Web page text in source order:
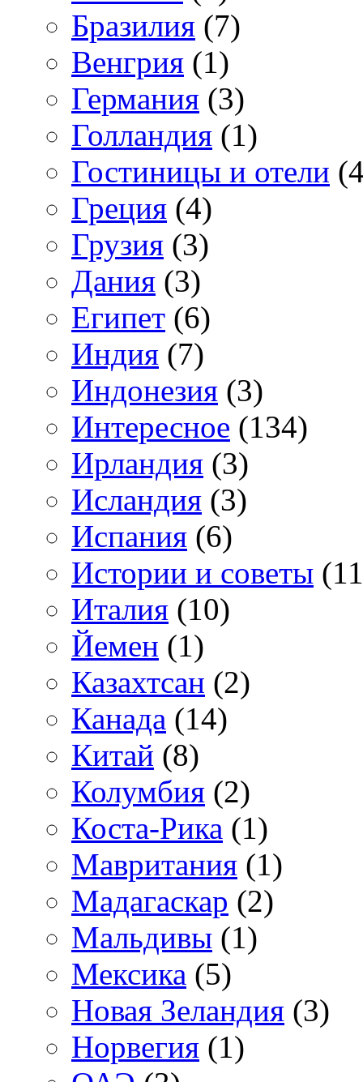
Бразилия (7)
Венгрия (1)
Германия (3)
Голландия (1)
Гостиницы и отели
Греция (4)
Грузия (3)
Дания (3)
Египет (6)
Индия (7)
Индонезия (3)
Интересное (134)
Ирландия (3)
Исландия (3)
Испания (6)
Истории и советы
Италия (10)
Йемен (1)
Казахтсан (2)
Канада (14)
Китай (8)
Колумбия (2)
Коста-Рика (1)
Мавритания (1)
Мадагаскар (2)
Мальдивы (1)
Мексика (5)
Новая Зеландия (3)
Норвегия (1)